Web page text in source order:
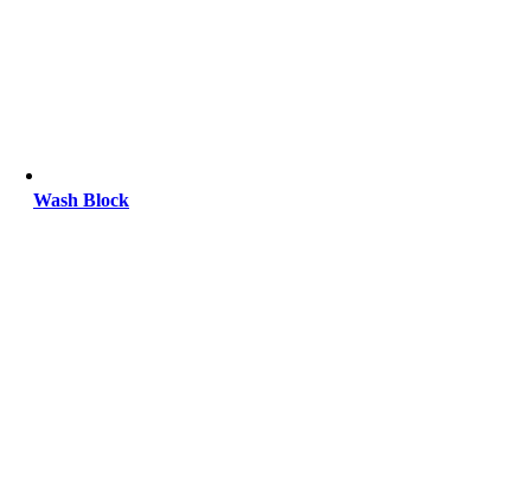
Wash Block